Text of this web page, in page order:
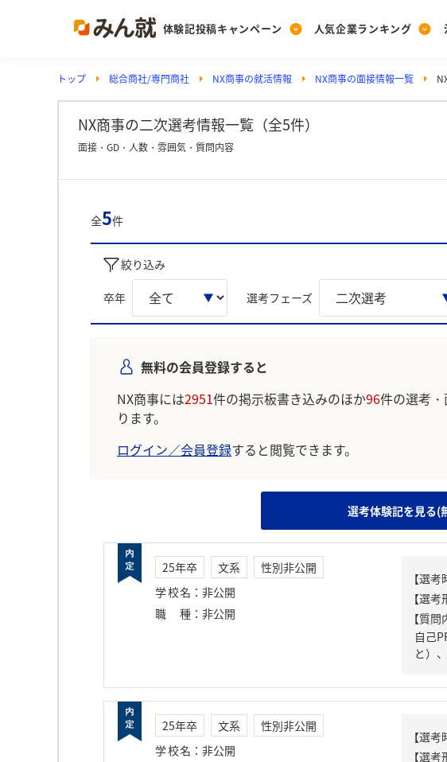
体験記投稿キャンペーン
Post
投稿する
人気企業ランキング
Ranking
ランキングを見る
Vote
PickUp
注目の企業特集
トップ 総合商社/専門商社 NX商事の就活情報 NX商事の面接情報一覧
NX商事の二次選考情報一覧（全5件）
面接・GD・人数・雰囲気・質問内容
全5件
絞り込み
卒年 選考フェーズ
無料の会員登録すると
NX商事には2951件の掲示板書き込みのほか96件の選考・
ります。
ログイン／会員登録すると閲覧できます。
選考体験記を見る(
25年卒 文系
性別非公開
学校名 ： 非公開
職種 ： 非公開
【質
自己
と）
25年卒 文系
性別非公開
学校名 ： 非公開